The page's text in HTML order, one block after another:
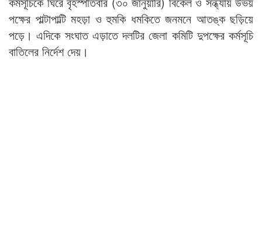
পক্ষের পাল্টাপাল্টি মহড়া ও হুমকি ধমকিতে জনমনে আতঙ্ক ছড়িয়ে
পড়ে। এদিকে সংঘাত এড়াতে দলটির জেলা কমিটি দুপক্ষের কর্মসূচি
বাতিলের নির্দেশ দেয়।